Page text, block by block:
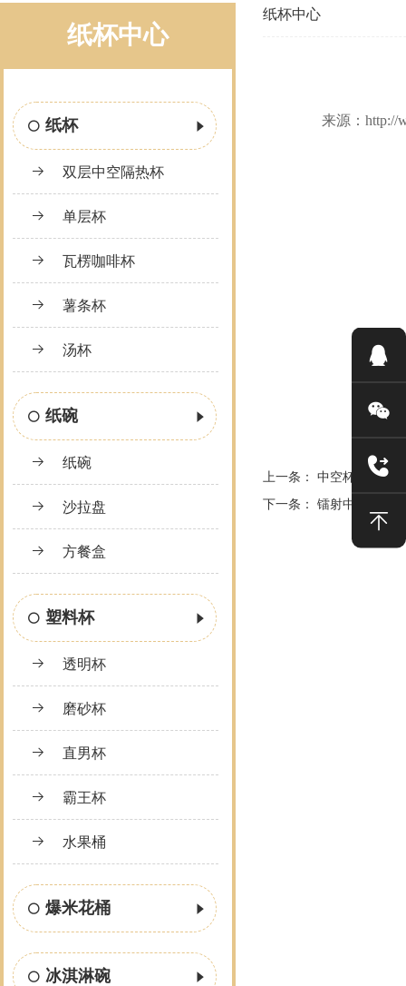
纸杯中心
纸杯
双层中空隔热杯
单层杯
瓦楞咖啡杯
薯条杯
汤杯
纸碗
纸碗
沙拉盘
方餐盒
塑料杯
透明杯
磨砂杯
直男杯
霸王杯
水果桶
爆米花桶
冰淇淋碗
纸杯中心
来源：http://
上一条： 中空杯
下一条： 镭射中空杯